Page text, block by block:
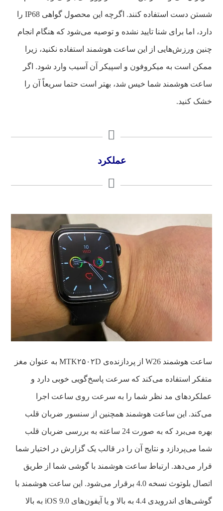
شستن دست استفاده کنند. اگرچه این محصول گواهی IP68 را
دارد، اما برای شنا تایید نشده و توصیه می‌شود که هنگام انجام
چنین ورزش‌هایی از این ساعت هوشمند استفاده نکنید، زیرا
ممکن است به میکروفون و اسپیکر آن آسیب وارد شود. اگر
ساعت هوشمند شما خیس شد، بهتر است حتما سریعاً آن را
خشک کنید.
عملکرد
ساعت هوشمند W26 از پردازنده‌ی MTK۲۵۰۲D به عنوان مغز
متفکر استفاده می‌کند که سرعت پاسخ‌گویی خوبی دارد و
عملکردهای مد نظر شما را به سرعت روی ساعت اجرا
می‌کند. این ساعت هوشمند همچنین از سنسور ضربان قلب
بهره می‌برد که به صورت 24 ساعته به بررسی ضربان قلب
شما می‌پردازد و نتایج آن را در قالب یک گزارش در اختیار شما
قرار می‌دهد. ارتباط ساعت هوشمند با گوشی شما از طریق
اتصال بلوتوث نسخه 4.0 برقرار می‌شود. این ساعت هوشمند با
گوشی‌های اندرویدی 4.4 به بالا و یا آیفون‌های iOS 9.0 به بالا